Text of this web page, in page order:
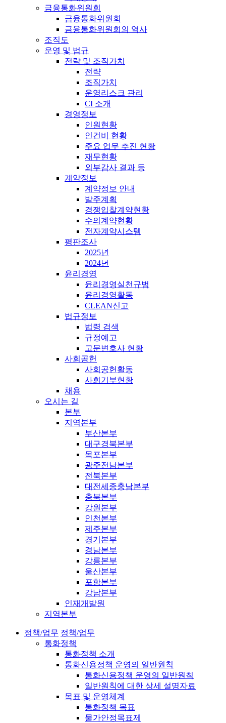
금융통화위원회
금융통화위원회
금융통화위원회의 역사
조직도
운영 및 법규
전략 및 조직가치
전략
조직가치
운영리스크 관리
CI 소개
경영정보
인원현황
인건비 현황
주요 업무 추진 현황
재무현황
외부감사 결과 등
계약정보
계약정보 안내
발주계획
경쟁입찰계약현황
수의계약현황
전자계약시스템
평판조사
2025년
2024년
윤리경영
윤리경영실천규범
윤리경영활동
CLEAN신고
법규정보
법령 검색
규정예고
고문변호사 현황
사회공헌
사회공헌활동
사회기부현황
채용
오시는 길
본부
지역본부
부산본부
대구경북본부
목포본부
광주전남본부
전북본부
대전세종충남본부
충북본부
강원본부
인천본부
제주본부
경기본부
경남본부
강릉본부
울산본부
포항본부
강남본부
인재개발원
지역본부
정책/업무 정책/업무
통화정책
통화정책 소개
통화신용정책 운영의 일반원칙
통화신용정책 운영의 일반원칙
일반원칙에 대한 상세 설명자료
목표 및 운영체계
통화정책 목표
물가안정목표제